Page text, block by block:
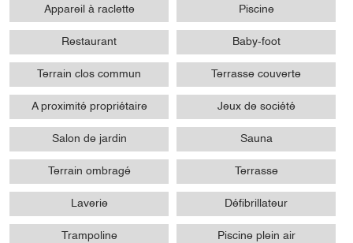
Appareil à raclette Piscine
Restaurant Baby-foot
Terrain clos commun Terrasse couverte
A proximité propriétaire Jeux de société
Salon de jardin Sauna
Terrain ombragé Terrasse
Laverie Défibrillateur
Trampoline Piscine plein air